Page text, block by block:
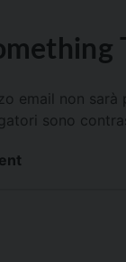
email non sarà
sono